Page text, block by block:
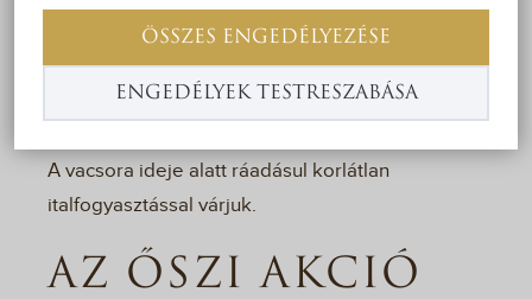
ÖSSZES ENGEDÉLYEZÉSE
ENGEDÉLYEK TESTRESZABÁSA
nem csupán pihenhet, hanem élvezheti a
kényeztetést és a nyugalmat, miközben élőben
megtapasztalhatja a természet változó
szépségét.
A vacsora ideje alatt ráadásul korlátlan
italfogyasztással várjuk.
AZ ŐSZI AKCIÓ